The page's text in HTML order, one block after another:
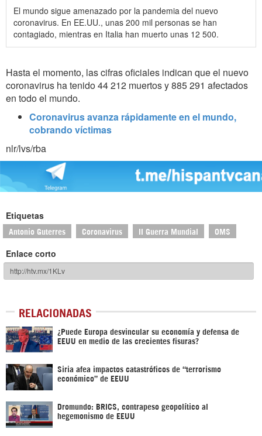
El mundo sigue amenazado por la pandemia del nuevo
coronavirus. En EE.UU., unas 200 mil personas se han
contagiado, mientras en Italia han muerto unas 12 500.
Hasta el momento, las cifras oficiales indican que el nuevo
coronavirus ha tenido 44 212 muertos y 885 291 afectados
en todo el mundo.
Coronavirus avanza rápidamente en el mundo,
cobrando víctimas
nlr/lvs/rba
Etiquetas
Antonio Guterres Coronavirus II Guerra Mundial OMS
Enlace corto
RELACIONADAS
¿Puede Europa desvincular su economía y defensa de
EEUU en medio de las crecientes fisuras?
Siria afea impactos catastróficos de “terrorismo
económico” de EEUU
Dromundo: BRICS, contrapeso geopolítico al
hegemonismo de EEUU